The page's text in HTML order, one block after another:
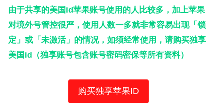
由于共享的美国id苹果账号使用的人比较多，加上苹果
对境外号管控很严，使用人数一多就非常容易出现「锁
定」或「未激活」的情况，如须经常使用，请购买独享
美国id（独享账号包含账号密码密保等所有资料）
购买独享苹果ID